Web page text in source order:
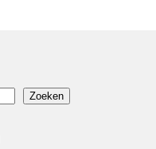
Zoeken